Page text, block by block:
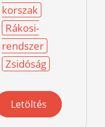
korszak
Rákosi-
rendszer
Zsidóság
Letöltés